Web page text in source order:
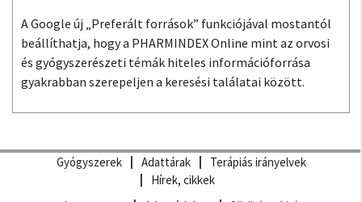
A Google új „Preferált források” funkciójával mostantól
beállíthatja, hogy a PHARMINDEX Online mint az orvosi
és gyógyszerészeti témák hiteles információforrása
gyakrabban szerepeljen a keresési találatai között.
Gyógyszerek Adattárak
Terápiás irányelvek
Hírek, cikkek